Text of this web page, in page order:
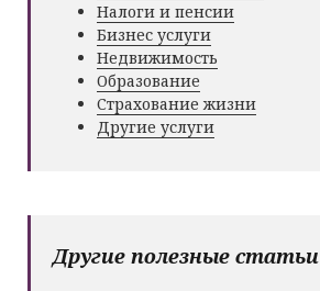
Налоги и пенсии
Бизнес услуги
Недвижимость
Образование
Страхование жизни
Другие услуги
Другие полезные статьи